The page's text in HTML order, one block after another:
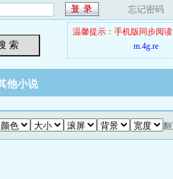
忘记密码
索
温馨提示：手机版同步阅
m.4g.re
他小说